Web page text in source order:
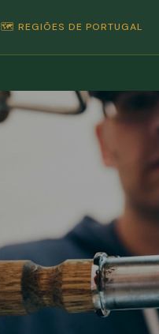
🗺️ REGIÕES DE PORTUGAL